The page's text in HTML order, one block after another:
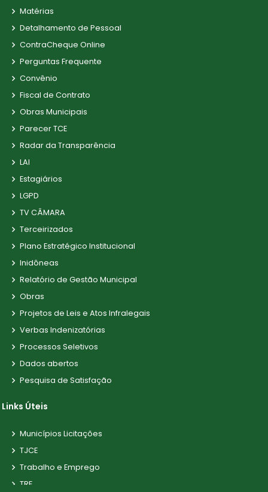
Matérias
Detalhamento de Pessoal
ContraCheque Online
Perguntas Frequente
Convênio
Fiscal de Contrato
Obras Municipais
Parecer TCE
Radar da Transparência
LAI
Estagiários
LGPD
TV CÂMARA
Terceirizados
Plano Estratégico Institucional
Inidôneas
Relatório de Gestão Municipal
Obras
Projetos de Leis e Atos Infralegais
Verbas Indenizatórias
Processos Seletivos
Dados abertos
Pesquisa de Satisfação
Links Úteis
Municípios Licitações
TJCE
Trabalho e Emprego
TRE